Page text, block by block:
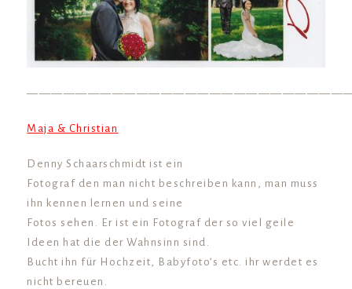
Maja & Christian
Denny Schaarschmidt ist ein
Fotograf den man nicht beschreiben kann, man muss
ihn kennen lernen und seine
Fotos sehen. Er ist ein Fotograf der so viel geile
Ideen hat die der Wahnsinn sind.
Bucht ihn für Hochzeit, Babyfoto’s etc. ihr werdet es
nicht bereuen.